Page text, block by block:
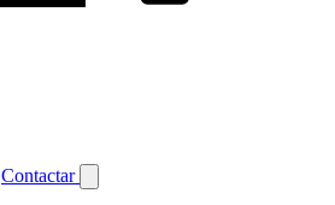
Contactar